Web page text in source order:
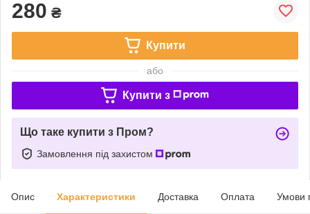
280 ₴
Купити
або
Купити з
Що таке купити з Пром?
Замовлення під захистом
Опис Характеристики Доставка Оплата Умови